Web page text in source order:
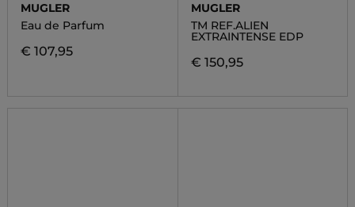
MUGLER
Eau de Parfum
€ 107,95
MUGLER
TM REF.ALIEN
EXTRAINTENSE EDP
€ 150,95